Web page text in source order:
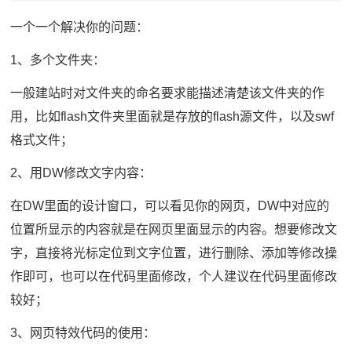
一个一个解决你的问题：
1、多个文件夹：
一般建站时对文件夹的命名要求能描述清楚该文件夹的作
用，比如flash文件夹里面就是存放的flash源文件，以及swf
格式文件；
2、用DW修改文字内容：
在DW里面的设计窗口，可以看见你的网页，DW中对应的
位置所显示的内容就是在网页里面显示的内容。想要修改文
字，直接将光标定位到文字位置，进行删除、添加等修改操
作即可，也可以在代码里面修改，个人建议在代码里面修改
较好；
3、网页特效代码的使用：